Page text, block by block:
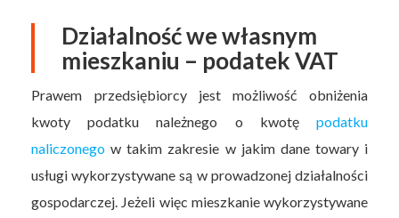
Działalność we własnym
mieszkaniu – podatek VAT
Prawem przedsiębiorcy jest możliwość obniżenia
kwoty podatku należnego o kwotę podatku
naliczonego w takim zakresie w jakim dane towary i
usługi wykorzystywane są w prowadzonej działalności
gospodarczej. Jeżeli więc mieszkanie wykorzystywane